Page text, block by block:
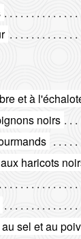
et à
noirs
haricots
sel et au